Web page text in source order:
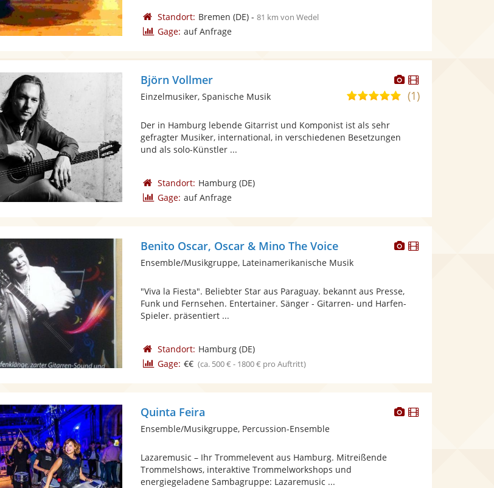
Standort: Bremen (DE)- 81 km von Wedel
Gage: auf Anfrage
Dieser
Künstler
stellt
Dieser
Künstler
Björn Vollmer
5,0(1)
Einzelmusiker, Spanische Musik
Der in Hamburg lebende Gitarrist und Komponist ist als sehr
gefragter Musiker, international, in verschiedenen Besetzungen
und als solo-Künstler ...
Standort: Hamburg(DE)
Gage: auf Anfrage
DieserDieser
Benito Oscar, Oscar & Mino The Voice
Ensemble/Musikgruppe, Lateinamerikanische Musik
"Viva la Fiesta". Beliebter Star aus Paraguay. bekannt aus Presse,
Funk und Fernsehen. Entertainer. Sänger - Gitarren- und Harfen-
Spieler. präsentiert ...
Standort: Hamburg(DE)
Gage: €€ (ca. 500 € - 1800 € pro Auftritt)
DieserDieser
Quinta Feira
Ensemble/Musikgruppe, Percussion-Ensemble
Lazaremusic – Ihr Trommelevent aus Hamburg. Mitreißende
Trommelshows, interaktive Trommelworkshops und
energiegeladene Sambagruppe: Lazaremusic ...